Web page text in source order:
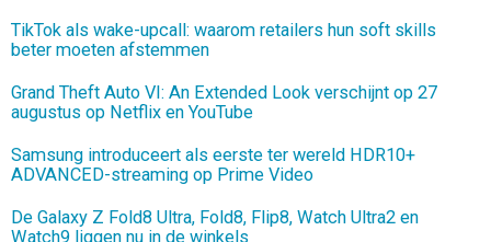
TikTok als wake-upcall: waarom retailers hun soft skills
beter moeten afstemmen
Grand Theft Auto VI: An Extended Look verschijnt op 27
augustus op Netflix en YouTube
Samsung introduceert als eerste ter wereld HDR10+
ADVANCED-streaming op Prime Video
De Galaxy Z Fold8 Ultra, Fold8, Flip8, Watch Ultra2 en
Watch9 liggen nu in de winkels